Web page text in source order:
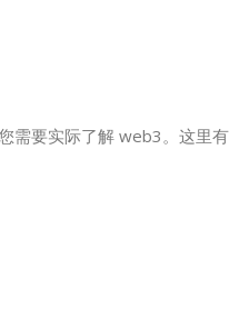
需要实际了解 web3。这里有